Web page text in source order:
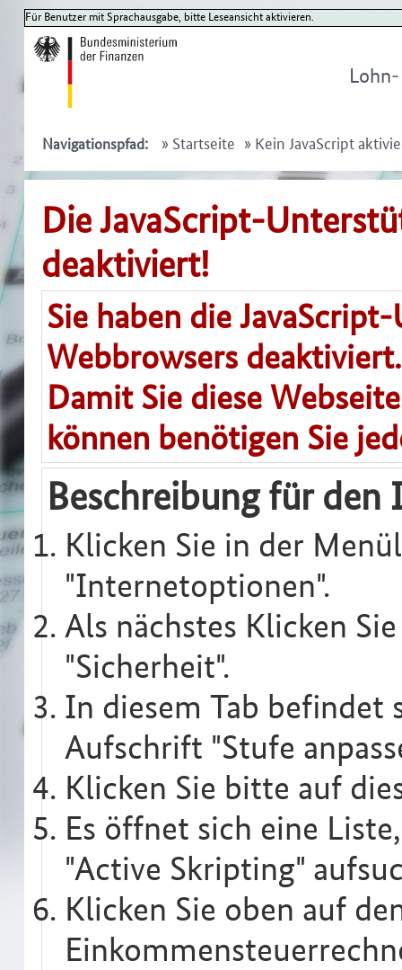
Für Benutzer mit Sprachausgabe, bitte Leseansicht aktivieren.
Navigationspfad: » Startseite » Kein JavaScript
Die JavaScript-
deaktiviert!
Sie haben die
Webbrowsers deaktiviert.
Damit Sie diese
können benötigen Sie
Beschreibung für
Klicken Sie in der
"Internetoptionen".
Als nächstes Klicken
"Sicherheit".
In diesem Tab
Aufschrift "Stufe
Klicken Sie bitte auf
Es öffnet sich eine
"Active Skripting"
Klicken Sie oben auf